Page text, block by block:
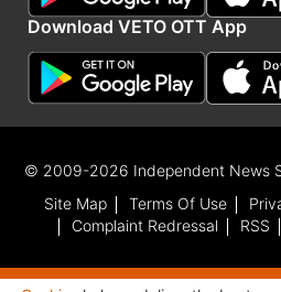
मुंबई इंडियंस ने गुजरात को
Download VETO OTT App
© 2009-2026 Independent News
Site Map
Terms Of Use
Complaint Redressal
RSS